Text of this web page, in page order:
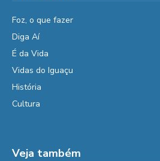
Foz, o que fazer
Diga Aí
É da Vida
Vidas do Iguaçu
História
Cultura
Veja também